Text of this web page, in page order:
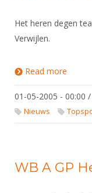
Het heren degen
Verwijlen.
Read more
01-05-2005 - 00:00 /
Nieuws
WB A GP